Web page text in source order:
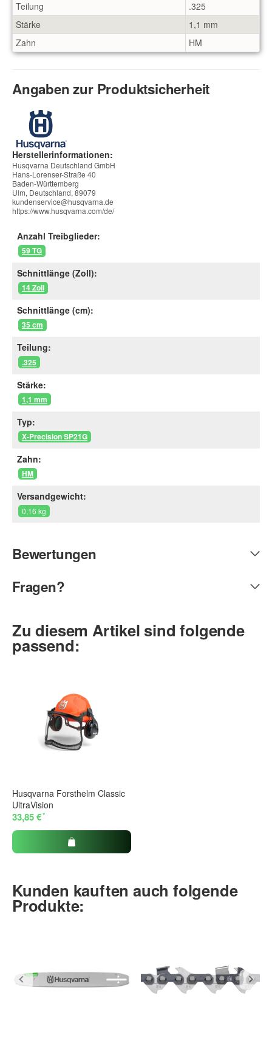
Teilung
.325
Stärke
1,1 mm
Zahn
HM
Angaben zur Produktsicherheit
Herstellerinformationen:
Husqvarna Deutschland GmbH
Hans-Lorenser-Straße 40
Baden-Württemberg
Ulm, Deutschland, 89079
kundenservice@husqvarna.de
https://www.husqvarna.com/de/
Anzahl Treibglieder:
59 TG
Schnittlänge (Zoll):
14 Zoll
Schnittlänge (cm):
35 cm
Teilung:
.325
Stärke:
1,1 mm
Typ:
X-Precision SP21G
Zahn:
HM
Versandgewicht:
0,16 kg
Bewertungen
Fragen?
Zu diesem Artikel sind folgende
passend:
Husqvarna Forsthelm Classic
UltraVision
33,85 €*
Kunden kauften auch folgende
Produkte: